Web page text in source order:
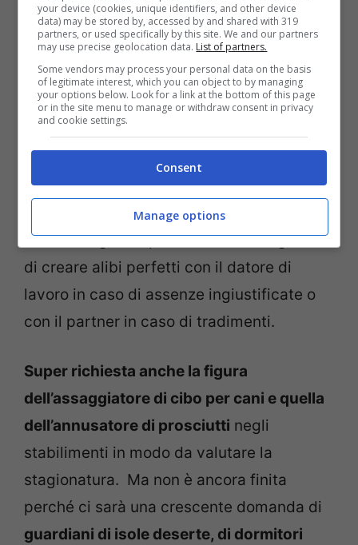
company Fiscozen è emerso chestanno
sorgendo nuove professioni
assolutamente innovative e che, a molti,
potrebbero sembrare addirittura assurde.
Ma queste nuove figure emergenti, negli
anni che ci attendono, saranno sempre più
richieste. Qualche esempio?Nei prossimi
anni andrà per la maggiore il fornitore di
alibi: il “bugiardo professionista” in grado
di creare alibi perfetti con il datore di
lavoro in caso di assenze ingiustificate o
con il partner in caso di tradimenti.
Super richiesta anche la figura
dell’assaggiatore di cibo per cani e quella
dell’annusatore di prosciutti negli
stabilimenti in modo da valutare la
stagionatura. Ma non è ancora finita
perché ci sarà una crescente domanda di
guardiani di isole deserte, di dormitori
your device (cookies, unique identifiers, and other device
data) may be stored by, accessed by and shared with 319
partners, or used specifically by this site. We and our partners
may use precise geolocation data. List of partners.
Some vendors may process your personal data on the basis
of legitimate interest, which you can object to by managing
your options below. Look for a link at the bottom of this page
or in the site menu to manage or withdraw consent in privacy
and cookie settings.
Consent
Manage options